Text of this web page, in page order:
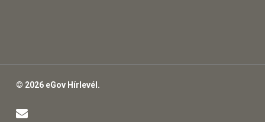
© 2026 eGov Hírlevél.
email